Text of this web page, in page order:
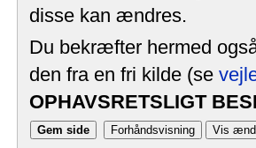
disse kan ændres.
Du bekræfter hermed
den fra en fri kilde (se
OPHAVSRETSLIGT